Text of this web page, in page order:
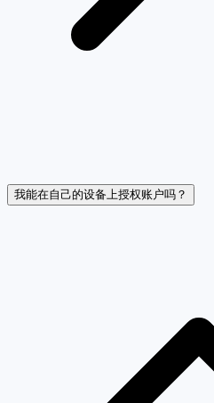
我能在自己的设备上授权账户吗？